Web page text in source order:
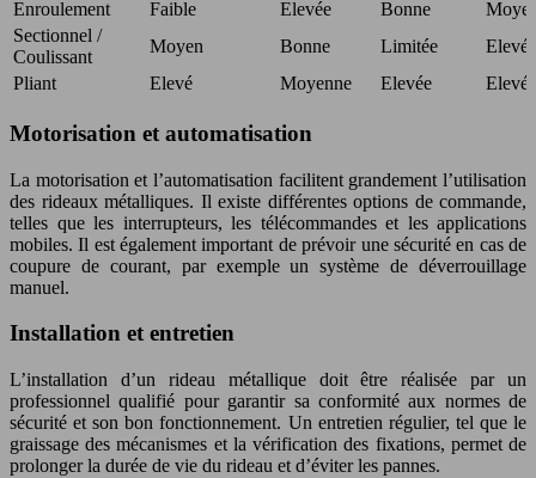
Enroulement Faible Elevée Bonne
Sectionnel /
Coulissant
Moyen Bonne Limitée
Elevé
Pliant
Elevé Moyenne Elevée Elevé
Motorisation et automatisation
La motorisation et l’automatisation facilitent grandement l’utilisation
des rideaux métalliques. Il existe différentes options de commande,
telles que les interrupteurs, les télécommandes et les applications
mobiles. Il est également important de prévoir une sécurité en cas de
coupure de courant, par exemple un système de déverrouillage
manuel.
Installation et entretien
L’installation d’un rideau métallique doit être réalisée par un
professionnel qualifié pour garantir sa conformité aux normes de
sécurité et son bon fonctionnement. Un entretien régulier, tel que le
graissage des mécanismes et la vérification des fixations, permet de
prolonger la durée de vie du rideau et d’éviter les pannes.